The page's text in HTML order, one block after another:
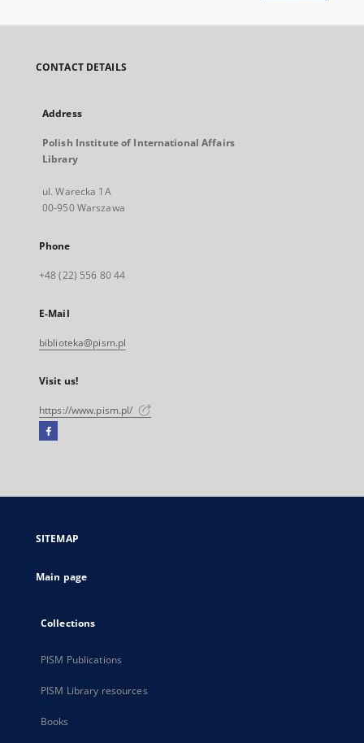
CONTACT DETAILS
Address
Polish Institute of International Affairs
Library
ul. Warecka 1A
00-950 Warszawa
Phone
+48 (22) 556 80 44
E-Mail
biblioteka@pism.pl
Visit us!
https://www.pism.pl/
Facebook
open
new
SITEMAP
Main page
Collections
PISM Publications
PISM Library resources
Books